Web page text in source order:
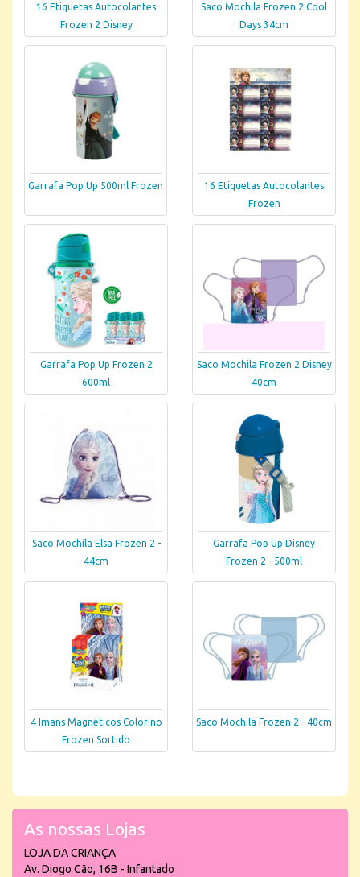
16 Etiquetas Autocolantes
Frozen 2 Disney
Saco Mochila Frozen 2 Cool
Days 34cm
Garrafa Pop Up 500ml Frozen
16 Etiquetas Autocolantes
Frozen
Garrafa Pop Up Frozen 2
600ml
Saco Mochila Frozen 2 Disney
40cm
Saco Mochila Elsa Frozen 2 -
44cm
Garrafa Pop Up Disney
Frozen 2 - 500ml
4 Imans Magnéticos Colorino
Frozen Sortido
Saco Mochila Frozen 2 - 40cm
As nossas Lojas
LOJA DA CRIANÇA
Av. Diogo Cão, 16B - Infantado